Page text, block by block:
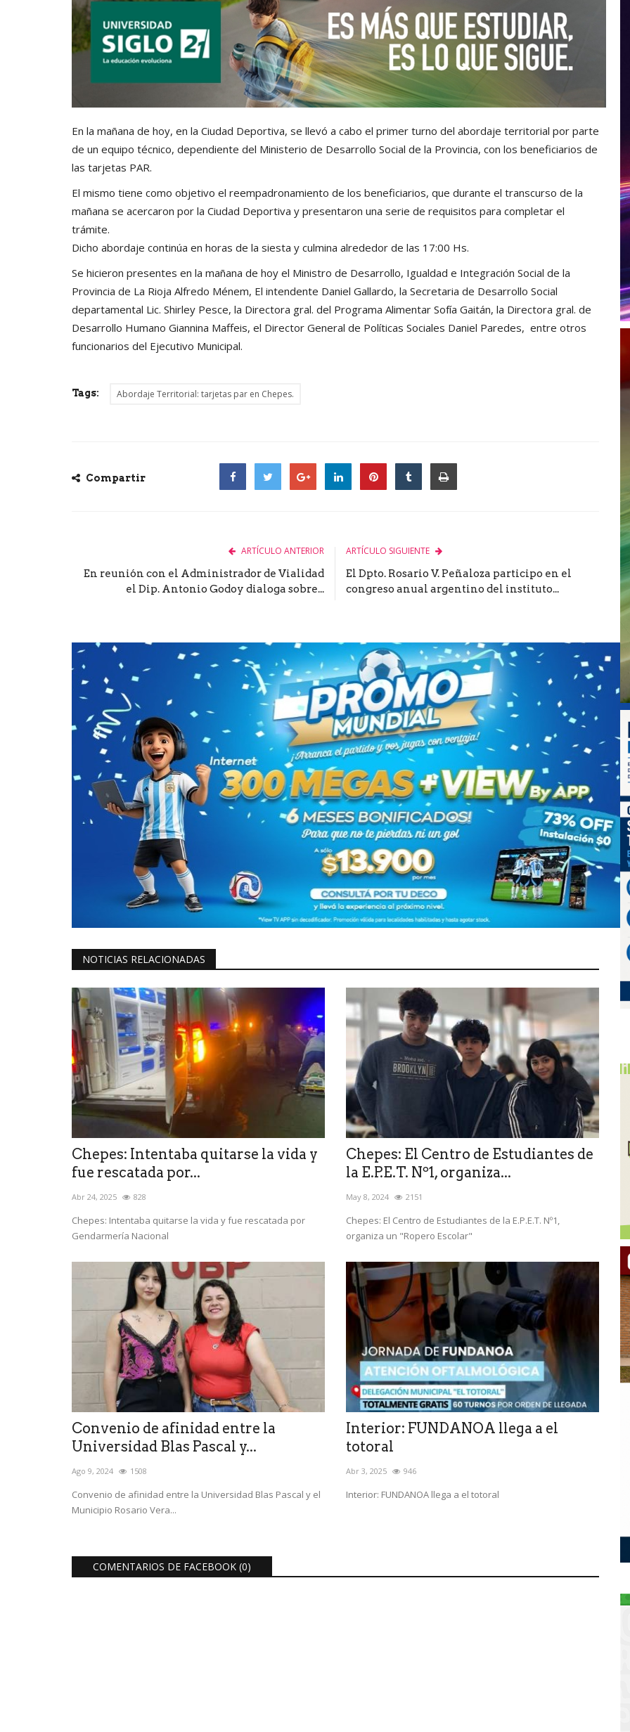
En la mañana de hoy, en la Ciudad Deportiva, se llevó a cabo el primer turno del abordaje territorial por parte
de un equipo técnico, dependiente del Ministerio de Desarrollo Social de la Provincia, con los beneficiarios de
las tarjetas PAR.
El mismo tiene como objetivo el reempadronamiento de los beneficiarios, que durante el transcurso de la
mañana se acercaron por la Ciudad Deportiva y presentaron una serie de requisitos para completar el
trámite.
Dicho abordaje continúa en horas de la siesta y culmina alrededor de las 17:00 Hs.
Se hicieron presentes en la mañana de hoy el Ministro de Desarrollo, Igualdad e Integración Social de la
Provincia de La Rioja Alfredo Ménem, El intendente Daniel Gallardo, la Secretaria de Desarrollo Social
departamental Lic. Shirley Pesce, la Directora gral. del Programa Alimentar Sofía Gaitán, la Directora gral. de
Desarrollo Humano Giannina Maffeis, el Director General de Políticas Sociales Daniel Paredes, entre otros
funcionarios del Ejecutivo Municipal.
Tags: Abordaje Territorial: tarjetas par en Chepes.
Compartir
ARTÍCULO ANTERIOR
En reunión con el Administrador de Vialidad
el Dip. Antonio Godoy dialoga sobre...
ARTÍCULO SIGUIENTE
El Dpto. Rosario V. Peñaloza participo en el
congreso anual argentino del instituto...
NOTICIAS RELACIONADAS
Chepes: Intentaba quitarse la vida y
fue rescatada por...
Abr 24, 2025 828
Chepes: Intentaba quitarse la vida y fue rescatada por
Gendarmería Nacional
Chepes: El Centro de Estudiantes de
la E.P.E.T. Nº1, organiza...
May 8, 2024 2151
Chepes: El Centro de Estudiantes de la E.P.E.T. Nº1,
organiza un "Ropero Escolar"
Convenio de afinidad entre la
Universidad Blas Pascal y...
Ago 9, 2024 1508
Convenio de afinidad entre la Universidad Blas Pascal y el
Municipio Rosario Vera...
Interior: FUNDANOA llega a el
totoral
Abr 3, 2025 946
Interior: FUNDANOA llega a el totoral
COMENTARIOS DE FACEBOOK (0)